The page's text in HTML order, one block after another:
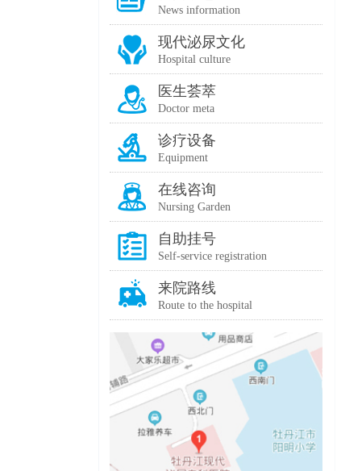
News information
现代泌尿文化
Hospital culture
医生荟萃
Doctor meta
诊疗设备
Equipment
在线咨询
Nursing Garden
自助挂号
Self-service registration
来院路线
Route to the hospital